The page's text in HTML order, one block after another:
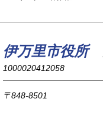
伊万里市役所
1000020412058
〒848-8501